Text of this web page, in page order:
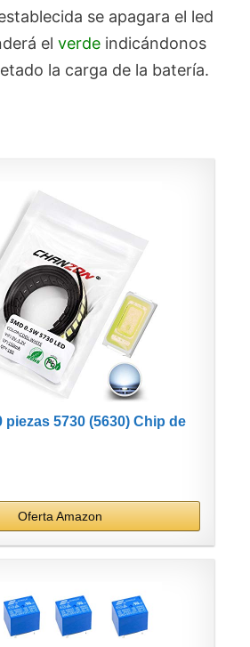
se apagara el led
el verde indicándonos
la carga de la batería.
piezas 5730 (5630) Chip de
Oferta Amazon